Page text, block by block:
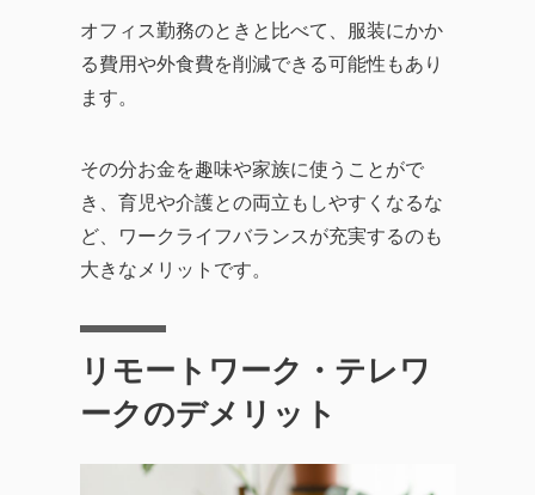
オフィス勤務のときと比べて、服装にかか
る費用や外食費を削減できる可能性もあり
ます。
その分お金を趣味や家族に使うことがで
き、育児や介護との両立もしやすくなるな
ど、ワークライフバランスが充実するのも
大きなメリットです。
リモートワーク・テレワ
ークのデメリット